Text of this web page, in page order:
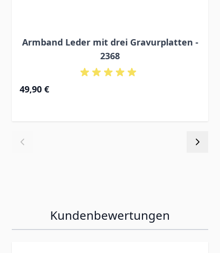
Armband Leder mit drei Gravurplatten -
2368
49,90 €
Kundenbewertungen